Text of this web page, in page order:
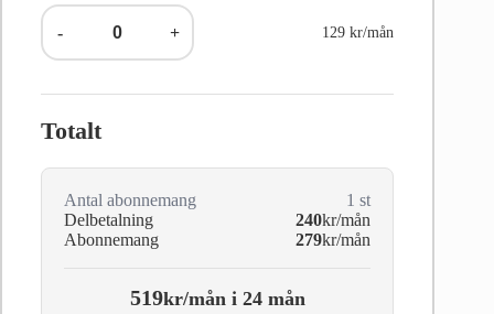
- + 129 kr/mån
Totalt
Antal abonnemang 1 st
Delbetalning
240kr/mån
Abonnemang
279kr/mån
519kr/mån i 24 mån